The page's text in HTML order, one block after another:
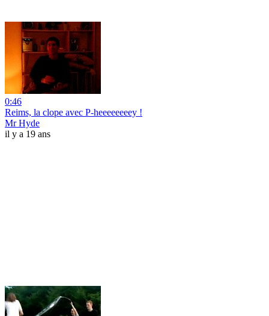
0:46
Reims, la clope avec P-heeeeeeeey !
Mr Hyde
il y a 19 ans